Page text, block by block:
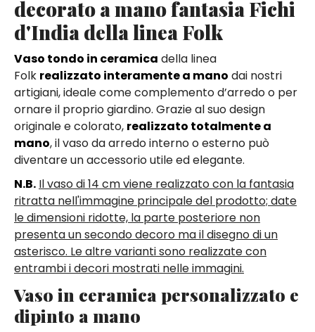
decorato a mano fantasia Fichi
d'India della linea Folk
Vaso tondo in ceramica della linea
Folk realizzato interamente a mano dai nostri
artigiani, ideale come complemento d’arredo o per
ornare il proprio giardino. Grazie al suo design
originale e colorato, realizzato totalmente a
mano, il vaso da arredo interno o esterno può
diventare un accessorio utile ed elegante.
N.B. Il vaso di 14 cm viene realizzato con la fantasia
ritratta nell'immagine principale del prodotto; date
le dimensioni ridotte, la parte posteriore non
presenta un secondo decoro ma il disegno di un
asterisco. Le altre varianti sono realizzate con
entrambi i decori mostrati nelle immagini.
Vaso in ceramica personalizzato e
dipinto a mano